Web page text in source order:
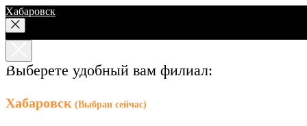
Хабаровск
Выберете удобный вам филиал:
Хабаровск (Выбран сейчас)